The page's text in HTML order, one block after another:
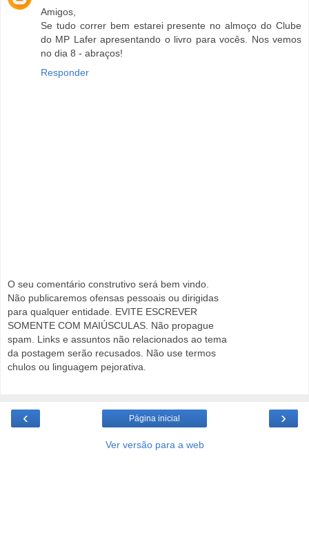
Amigos,
Se tudo correr bem estarei presente no almoço do Clube
do MP Lafer apresentando o livro para vocês. Nos vemos
no dia 8 - abraços!
Responder
O seu comentário construtivo será bem vindo.
Não publicaremos ofensas pessoais ou dirigidas
para qualquer entidade. EVITE ESCREVER
SOMENTE COM MAIÚSCULAS. Não propague
spam. Links e assuntos não relacionados ao tema
da postagem serão recusados. Não use termos
chulos ou linguagem pejorativa.
‹ ›
Página inicial
Ver versão para a web